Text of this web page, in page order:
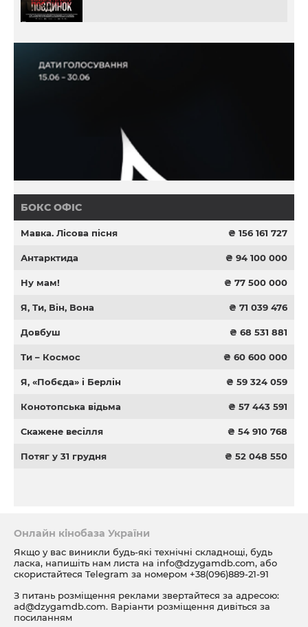
БОКС ОФІС
Мавка. Лісова пісня ₴ 156 161 727
Антарктида ₴ 94 100 000
Ну мам! ₴ 77 500 000
Я, Ти, Він, Вона ₴ 71 039 476
Довбуш ₴ 68 531 881
Ти – Космос ₴ 60 600 000
Я, «Побєда» і Берлін ₴ 59 324 059
Конотопська відьма ₴ 57 443 591
Скажене весілля ₴ 54 910 768
Потяг у 31 грудня ₴ 52 048 550
Онлайн кінобаза України
Якщо у вас виникли будь-які технічні складнощі, будь
ласка, напишіть нам листа на info@dzygamdb.com, або
скористайтеся Telegram за номером +38(096)889-21-91
З питань розміщення реклами звертайтеся за адресою:
ad@dzygamdb.com. Варіанти розміщення дивіться за
посиланням